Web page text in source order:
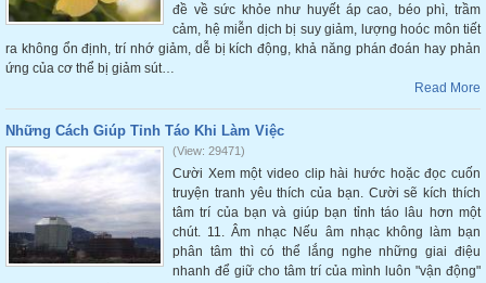
đề về sức khỏe như huyết áp cao, béo phì, trầm
cảm, hệ miễn dịch bị suy giảm, lượng hoóc môn tiết
ra không ổn định, trí nhớ giảm, dễ bị kích động, khả năng phán đoán hay phản
ứng của cơ thể bị giảm sút…
Read More
Những Cách Giúp Tỉnh Táo Khi Làm Việc
(View: 29471)
Cười Xem một video clip hài hước hoặc đọc cuốn
truyện tranh yêu thích của bạn. Cười sẽ kích thích
tâm trí của bạn và giúp bạn tỉnh táo lâu hơn một
chút. 11. Âm nhạc Nếu âm nhạc không làm bạn
phân tâm thì có thể lắng nghe những giai điệu
nhanh để giữ cho tâm trí của mình luôn "vận động"